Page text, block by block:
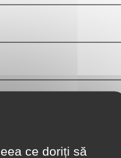
ce doriți să